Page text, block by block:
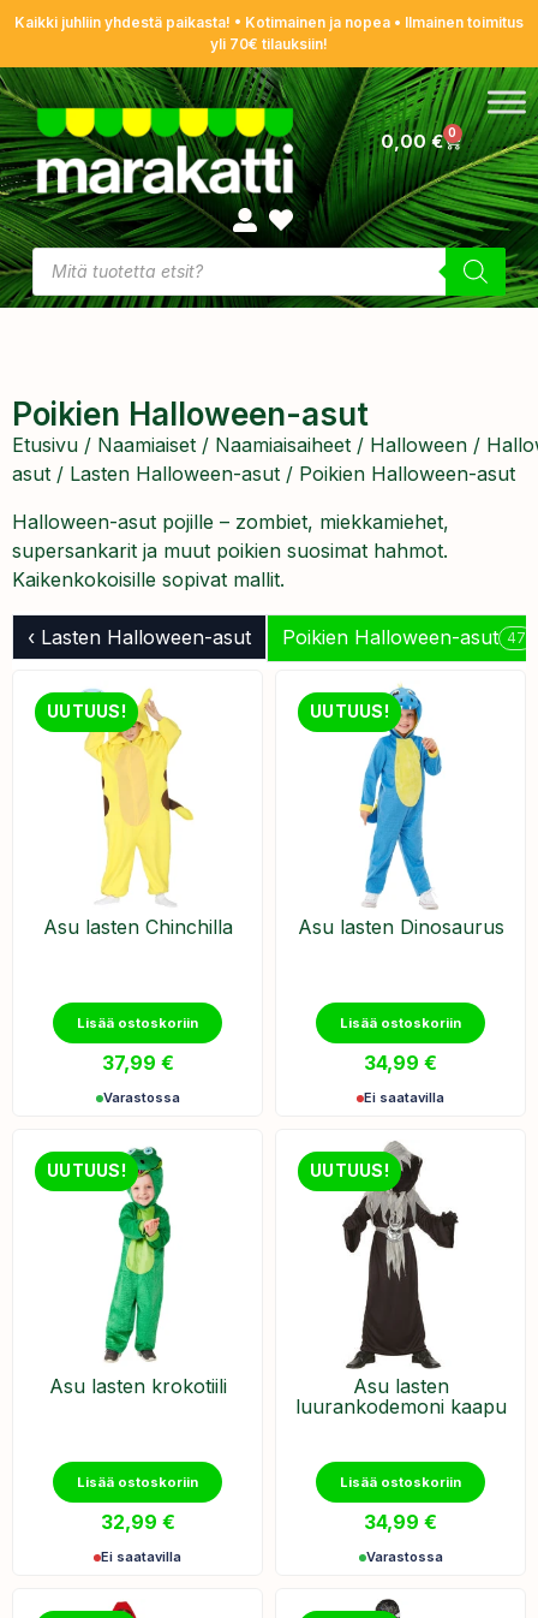
Kaikki juhliin yhdestä paikasta! • Kotimainen ja nopea • Ilmainen toimitus
yli 70€ tilauksiin!
0,00€ 0
Poikien Halloween-asut
Etusivu / Naamiaiset / Naamiaisaiheet / Halloween /
asut / Lasten Halloween-asut / Poikien Halloween-asut
Halloween-asut pojille – zombiet, miekkamiehet,
supersankarit ja muut poikien suosimat hahmot.
Kaikenkokoisille sopivat mallit.
‹ Lasten Halloween-asut Poikien Halloween-asut 47
UUTUUS!
Asu lasten Chinchilla
Lisää ostoskoriin
37,99 €
Varastossa
UUTUUS!
Asu lasten Dinosaurus
Lisää ostoskoriin
34,99 €
Ei saatavilla
UUTUUS!
Asu lasten krokotiili
Lisää ostoskoriin
32,99 €
Ei saatavilla
UUTUUS!
Asu lasten
luurankodemoni kaapu
Lisää ostoskoriin
34,99 €
Varastossa